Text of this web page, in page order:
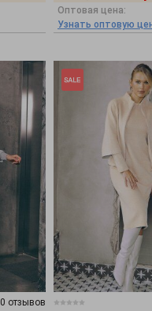
Оптовая цена:
Узнать оптовую
0 отзывов